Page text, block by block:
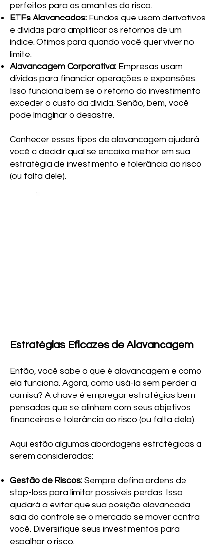
perfeitos para os amantes do risco.
ETFs Alavancados: Fundos que usam derivativos
e dívidas para amplificar os retornos de um
índice. Ótimos para quando você quer viver no
limite.
Alavancagem Corporativa: Empresas usam
dívidas para financiar operações e expansões.
Isso funciona bem se o retorno do investimento
exceder o custo da dívida. Senão, bem, você
pode imaginar o desastre.
Conhecer esses tipos de alavancagem ajudará
você a decidir qual se encaixa melhor em sua
estratégia de investimento e tolerância ao risco
(ou falta dele).
Estratégias Eficazes de Alavancagem
Então, você sabe o que é alavancagem e como
ela funciona. Agora, como usá-la sem perder a
camisa? A chave é empregar estratégias bem
pensadas que se alinhem com seus objetivos
financeiros e tolerância ao risco (ou falta dela).
Aqui estão algumas abordagens estratégicas a
serem consideradas:
Gestão de Riscos: Sempre defina ordens de
stop-loss para limitar possíveis perdas. Isso
ajudará a evitar que sua posição alavancada
saia do controle se o mercado se mover contra
você. Diversifique seus investimentos para
espalhar o risco.